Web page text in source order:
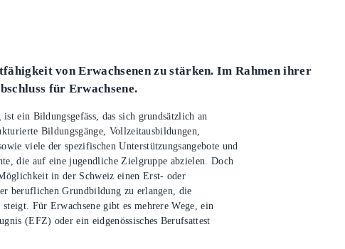
von Erwachsenen zu stärken. Im Rahmen ihrer
für Erwachsene.
ein Bildungsgefäss, das sich grundsätzlich an
Bildungsgänge, Vollzeitausbildungen,
viele der spezifischen Unterstützungsangebote und
die auf eine jugendliche Zielgruppe abzielen. Doch
in der Schweiz einen Erst- oder
beruflichen Grundbildung zu erlangen, die
Für Erwachsene gibt es mehrere Wege, ein
(EFZ) oder ein eidgenössisches Berufsattest